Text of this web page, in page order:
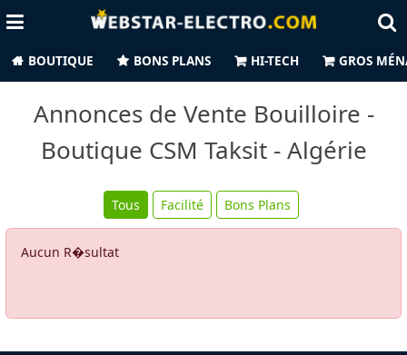
BOUTIQUE BONS PLANS HI-TECH GROS
Annonces de Vente Bouilloire -
Boutique CSM Taksit - Algérie
Tous Facilité Bons Plans
Aucun R�sultat